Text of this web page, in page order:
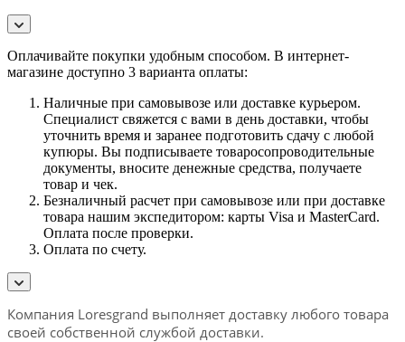
Оплачивайте покупки удобным способом. В интернет-
магазине доступно 3 варианта оплаты:
Наличные при самовывозе или доставке курьером.
Специалист свяжется с вами в день доставки, чтобы
уточнить время и заранее подготовить сдачу с любой
купюры. Вы подписываете товаросопроводительные
документы, вносите денежные средства, получаете
товар и чек.
Безналичный расчет при самовывозе или при доставке
товара нашим экспедитором: карты Visa и MasterCard.
Оплата после проверки.
Оплата по счету.
Компания Loresgrand выполняет доставку любого товара
своей собственной службой доставки.